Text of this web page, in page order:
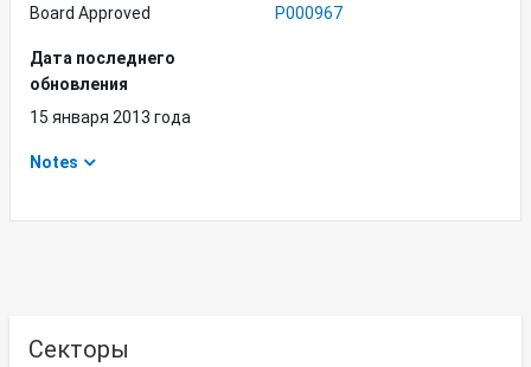
Board Approved
P000967
Дата последнего
обновления
15 января 2013 года
Notes
Секторы